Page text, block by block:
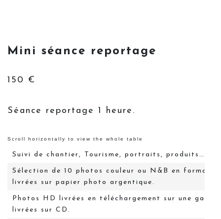
Mini séance reportage
150 €
Séance reportage 1 heure.
Suivi de chantier, Tourisme, portraits, produits…
Sélection de 10 photos couleur ou N&B en format
livrées sur papier photo argentique.
Photos HD livrées en téléchargement sur une
livrées sur CD.